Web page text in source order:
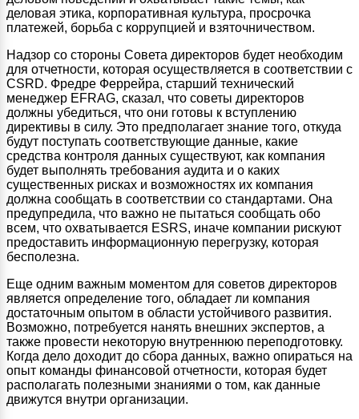
деловая этика, корпоративная культура, просрочка
платежей, борьба с коррупцией и взяточничеством.
Надзор со стороны Совета директоров будет необходим
для отчетности, которая осуществляется в соответствии с
CSRD. Фредре Феррейра, старший технический
менеджер EFRAG, сказал, что советы директоров
должны убедиться, что они готовы к вступлению
директивы в силу. Это предполагает знание того, откуда
будут поступать соответствующие данные, какие
средства контроля данных существуют, как компания
будет выполнять требования аудита и о каких
существенных рисках и возможностях их компания
должна сообщать в соответствии со стандартами. Она
предупредила, что важно не пытаться сообщать обо
всем, что охватывается ESRS, иначе компании рискуют
предоставить информационную перегрузку, которая
бесполезна.
Еще одним важным моментом для советов директоров
является определение того, обладает ли компания
достаточным опытом в области устойчивого развития.
Возможно, потребуется нанять внешних экспертов, а
также провести некоторую внутреннюю переподготовку.
Когда дело доходит до сбора данных, важно опираться на
опыт команды финансовой отчетности, которая будет
располагать полезными знаниями о том, как данные
движутся внутри организации.